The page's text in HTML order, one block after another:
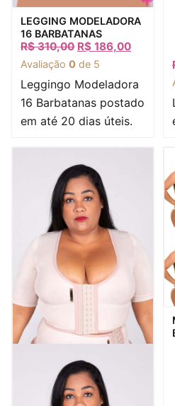
Visualização rápida
LEGGING MODELADORA
16 BARBATANAS
R$310,00 R$ 186,00
Avaliação 0 de 5
Leggingo Modeladora
16 Barbatanas postado
em até 20 dias úteis.